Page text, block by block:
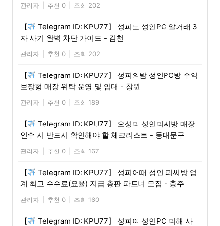
관리자 추천 0 조회 202
【
Telegram ID: KPU77】 성피모 성인PC 알거래 3
자 사기 완벽 차단 가이드 - 김천
관리자 추천 0 조회 202
【
Telegram ID: KPU77】 성피의밤 성인PC방 수익
보장형 매장 위탁 운영 및 임대 - 창원
관리자 추천 0 조회 189
【
Telegram ID: KPU77】 오성피 성인피씨방 매장
인수 시 반드시 확인해야 할 체크리스트 - 동대문구
관리자 추천 0 조회 167
【
Telegram ID: KPU77】 성피어때 성인 피씨방 업
계 최고 수수료(요율) 지급 총판 파트너 모집 - 충주
관리자 추천 0 조회 160
【
Telegram ID: KPU77】 성피여 성인PC 피해 사